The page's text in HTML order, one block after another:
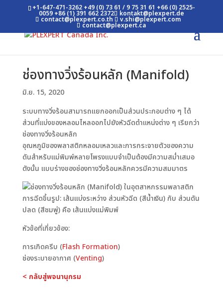
+1-647-471-3262 +49 (0) 73 61 / 9 75 31 61 +66 (0) 2525-
0059 +86 (1) 391 662 2372 kontakt@plexpert.de
contact@plexpert.co.th v.shi@plexpert.com
contact@plexpert.ca
ช่องทางวิ่งร้อนหลัก (Manifold)
มิ.ย. 15, 2020
ระบบทางวิ่งร้อนสามารถแยกออกเป็นส่วนประกอบต่าง ๆ ได้
ส่วนที่แบ่งของหลอมไหลออกไปยังหัวฉีดตำแหน่งต่าง ๆ เรียกว่า
ช่องทางวิ่งร้อนหลัก
อุณหภูมิของพลาสติกหลอมเหลวและการกระจายตัวของความ
ดันสำหรับแม่พิมพ์หลายโพรงแบบจำเป็นต้องมีความสม่ำเสมอ
ดังนั้น แบบร่างของช่องทางวิ่งร้อนหลักควรมีความสมมาตร
การฉีดขึ้นรูป: เส้นแบ่งระหว่าง ส่วนหัวฉีด (สีน้ำเงิน) กับ ส่วนดัน
ปลด (สีชมพู่) คือ เส้นแบ่งแม่พิมพ์
หัวข้อที่เกี่ยวข้อง:
การเกิดครีบ (Flash Formation)
ช่องระบายอากาศ (Venting)
< กลับสู่พจนานุกรม